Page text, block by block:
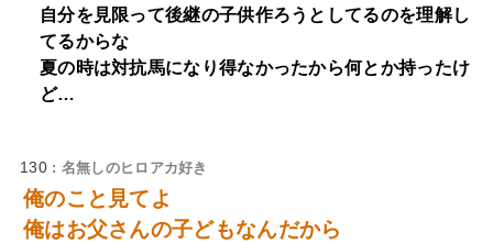
自分を見限って後継の子供作ろうとしてるのを理解し
てるからな
夏の時は対抗馬になり得なかったから何とか持ったけ
ど…
130 : 名無しのヒロアカ好き
俺のこと見てよ
俺はお父さんの子どもなんだから